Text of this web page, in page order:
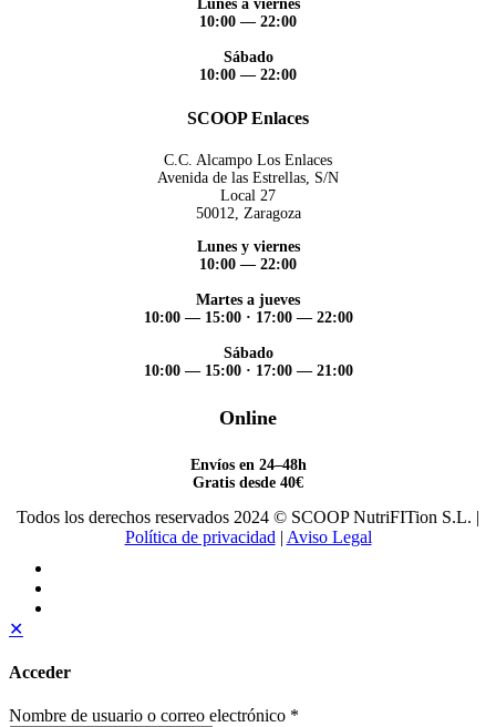
Lunes a viernes
10:00 — 22:00
Sábado
10:00 — 22:00
SCOOP Enlaces
C.C. Alcampo Los Enlaces
Avenida de las Estrellas, S/N
Local 27
50012, Zaragoza
Lunes y viernes
10:00 — 22:00
Martes a jueves
10:00 — 15:00· 17:00 — 22:00
Sábado
10:00 — 15:00· 17:00 — 21:00
Online
Envíos en 24–48h
Gratis desde 40€
Todos los derechos reservados 2024 © SCOOP NutriFITion S.L. |
Política de privacidad | Aviso Legal
✕
Acceder
Nombre de usuario o correo electrónico *